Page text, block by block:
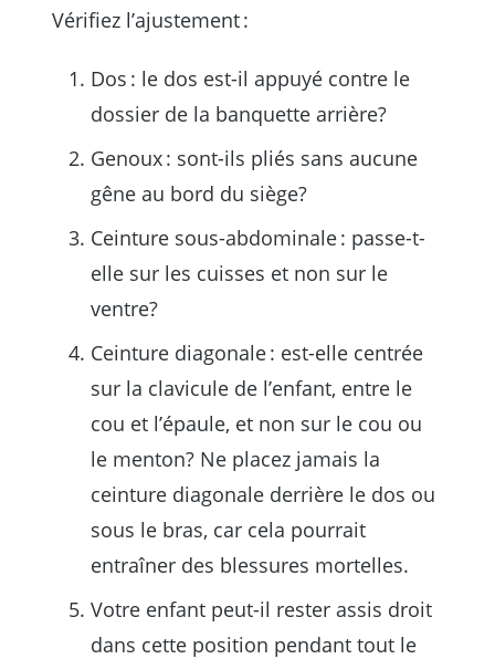
Vérifiez l’ajustement :
Dos : le dos est-il appuyé contre le
dossier de la banquette arrière?
Genoux : sont-ils pliés sans aucune
gêne au bord du siège?
Ceinture sous-abdominale : passe-t-
elle sur les cuisses et non sur le
ventre?
Ceinture diagonale : est-elle centrée
sur la clavicule de l’enfant, entre le
cou et l’épaule, et non sur le cou ou
le menton? Ne placez jamais la
ceinture diagonale derrière le dos ou
sous le bras, car cela pourrait
entraîner des blessures mortelles.
Votre enfant peut-il rester assis droit
dans cette position pendant tout le